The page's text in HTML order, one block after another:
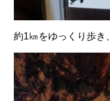
約1㎞をゆっくり歩き